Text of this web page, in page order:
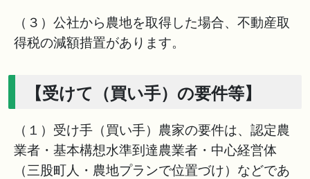
（３）公社から農地を取得した場合、不動産取
得税の減額措置があります。
【受けて（買い手）の要件等】
（１）受け手（買い手）農家の要件は、認定農
業者・基本構想水準到達農業者・中心経営体
（三股町人・農地プランで位置づけ）などであ